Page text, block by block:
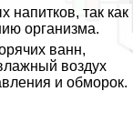
напитков, так как
организма.
ванн,
воздух
и обморок.